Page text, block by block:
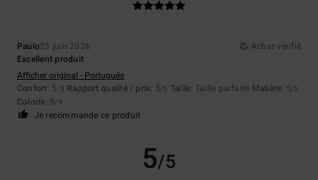
Paulo23 juin 2026
Achat vérifié
Excellent produit
Afficher original - Português
Confort: 5/5 Rapport qualité / prix: 5/5 Taille: Taille parfaite Matière: 5/5
Coloris: 5/5
Je recommande ce produit
5/5